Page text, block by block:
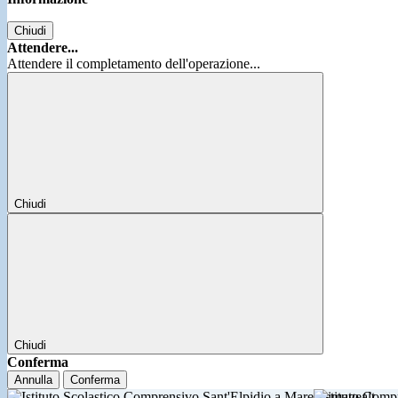
Chiudi
Attendere...
Attendere il completamento dell'operazione...
Chiudi
Chiudi
Conferma
Annulla Conferma